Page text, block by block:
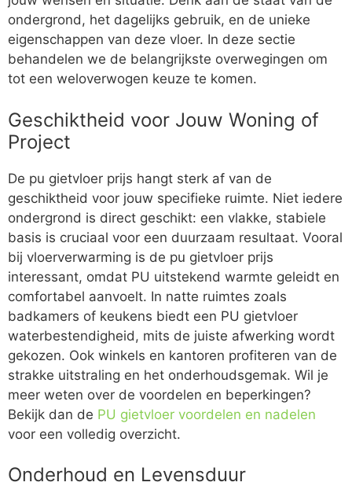
ondergrond, het dagelijks gebruik, en de unieke
eigenschappen van deze vloer. In deze sectie
behandelen we de belangrijkste overwegingen om
tot een weloverwogen keuze te komen.
Geschiktheid voor Jouw Woning of
Project
De pu gietvloer prijs hangt sterk af van de
geschiktheid voor jouw specifieke ruimte. Niet iedere
ondergrond is direct geschikt: een vlakke, stabiele
basis is cruciaal voor een duurzaam resultaat. Vooral
bij vloerverwarming is de pu gietvloer prijs
interessant, omdat PU uitstekend warmte geleidt en
comfortabel aanvoelt. In natte ruimtes zoals
badkamers of keukens biedt een PU gietvloer
waterbestendigheid, mits de juiste afwerking wordt
gekozen. Ook winkels en kantoren profiteren van de
strakke uitstraling en het onderhoudsgemak. Wil je
meer weten over de voordelen en beperkingen?
Bekijk dan de PU gietvloer voordelen en nadelen
voor een volledig overzicht.
Onderhoud en Levensduur